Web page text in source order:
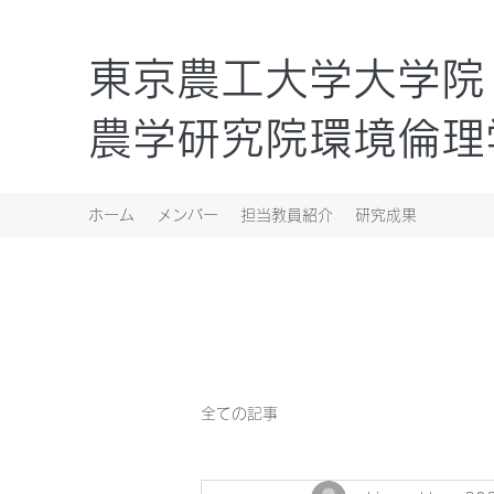
東京農工大学大学院
農学研究院環境倫
ホーム メンバー 担当教員紹介 研究成果
全ての記事